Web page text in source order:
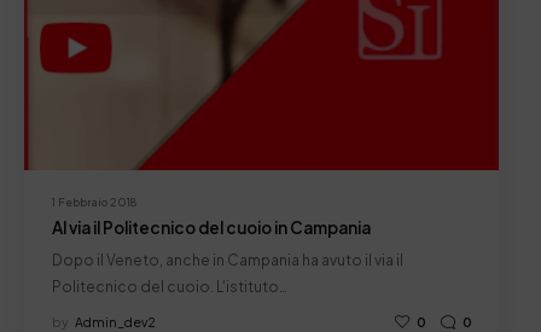
1 Febbraio 2018
Al via il Politecnico del cuoio in Campania
Dopo il Veneto, anche in Campania ha avuto il via il
Politecnico del cuoio. L'istituto…
by Admin_dev2 0 0